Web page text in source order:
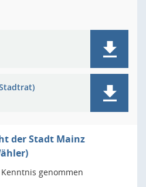
der Stadt Mainz
genommen